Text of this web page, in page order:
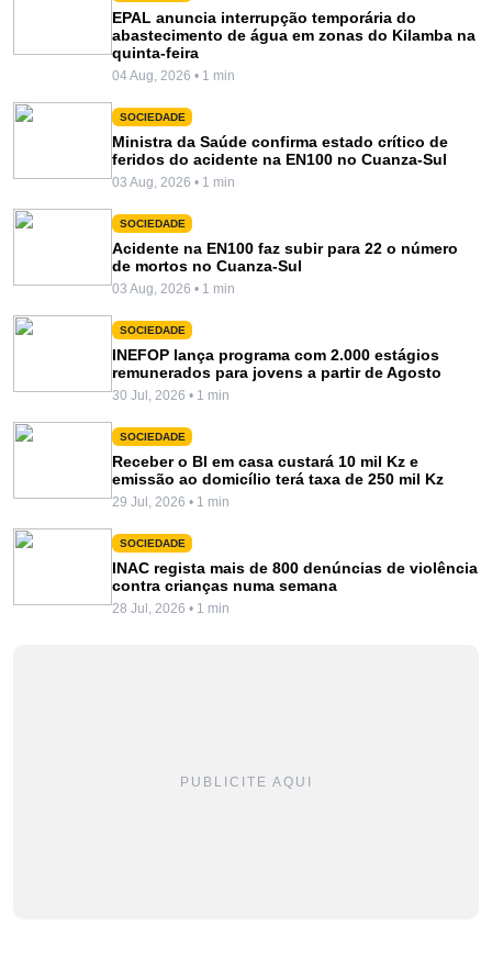
EPAL anuncia interrupção temporária do
abastecimento de água em zonas do Kilamba na
quinta-feira
04 Aug, 2026 • 1 min
SOCIEDADE
Ministra da Saúde confirma estado crítico de
feridos do acidente na EN100 no Cuanza-Sul
03 Aug, 2026 • 1 min
SOCIEDADE
Acidente na EN100 faz subir para 22 o número
de mortos no Cuanza-Sul
03 Aug, 2026 • 1 min
SOCIEDADE
INEFOP lança programa com 2.000 estágios
remunerados para jovens a partir de Agosto
30 Jul, 2026 • 1 min
SOCIEDADE
Receber o BI em casa custará 10 mil Kz e
emissão ao domicílio terá taxa de 250 mil Kz
29 Jul, 2026 • 1 min
SOCIEDADE
INAC regista mais de 800 denúncias de violência
contra crianças numa semana
28 Jul, 2026 • 1 min
PUBLICITE AQUI